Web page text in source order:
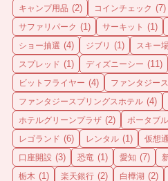
キャンプ用品 (2) コインチェック (7)
サファリパーク (1) サーキット (1)
ショー抽選 (4) ジブリ (1) スキー
スプレッド (1) ディズニーシー (11)
ビットフライヤー (4) ファンタジー
ファンタジースプリングスホテル (4)
ホテルグリーンプラザ (2) ポータブ
レゴランド (6) レンタル (1) 仮想
口座開設 (3) 恐竜 (1) 愛知 (7)
栃木 (1) 楽天銀行 (2) 白樺湖 (2)